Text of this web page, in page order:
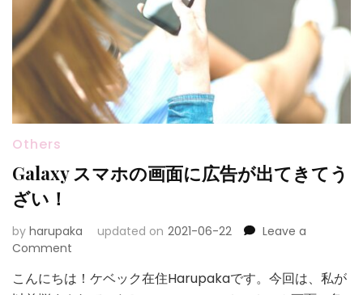
Others
Galaxy スマホの画面に広告が出てきてう
ざい！
by harupaka updated on 2021-06-22
Leave a
Comment
ス
こんにちは！ケベック在住Harupakaです。今回は、私が